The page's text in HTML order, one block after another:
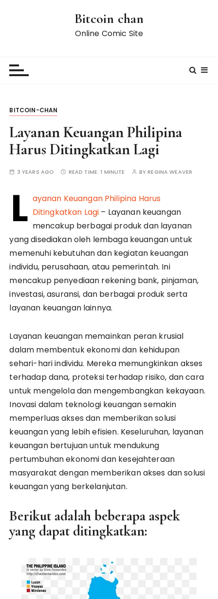
Bitcoin chan
Online Comic Site
BITCOIN-CHAN
Layanan Keuangan Philipina
Harus Ditingkatkan Lagi
3 YEARS AGO READ TIME:1 MINUTE BYREGINA WEAVER
L ayanan Keuangan Philipina Harus
Ditingkatkan Lagi – Layanan keuangan
mencakup berbagai produk dan layanan
yang disediakan oleh lembaga keuangan untuk
memenuhi kebutuhan dan kegiatan keuangan
individu, perusahaan, atau pemerintah. Ini
mencakup penyediaan rekening bank, pinjaman,
investasi, asuransi, dan berbagai produk serta
layanan keuangan lainnya.
Layanan keuangan memainkan peran krusial
dalam membentuk ekonomi dan kehidupan
sehari-hari individu. Mereka memungkinkan akses
terhadap dana, proteksi terhadap risiko, dan cara
untuk mengelola dan mengembangkan kekayaan.
Inovasi dalam teknologi keuangan semakin
memperluas akses dan memberikan solusi
keuangan yang lebih efisien. Keseluruhan, layanan
keuangan bertujuan untuk mendukung
pertumbuhan ekonomi dan kesejahteraan
masyarakat dengan memberikan akses dan solusi
keuangan yang berkelanjutan.
Berikut adalah beberapa aspek
yang dapat ditingkatkan: